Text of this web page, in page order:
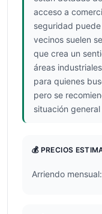
acceso a
seguridad
vecinos suelen
que crea un
áreas
para quienes
pero se
situación
💰 PRECIOS
Arriendo mensual: